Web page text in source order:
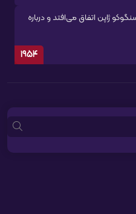
سال 1586 در دوره سنگوکو ژاپن اتفاق می‌افتد و درباره
1954